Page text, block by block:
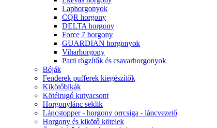
Laphorgonyok
CQR horgony
DELTA horgony
Force 7 horgony
GUARDIAN horgonyok
Viharhorgony
Parti rögzítők és csavarhorgonyok
Bóják
Fenderek pufferek kiegészítők
Kikötőbikák
Kötélrugó kutyacsont
Horgonylánc seklik
Láncstopper - horgony orrcsiga - láncvezető
Horgony és kikötő kötelek